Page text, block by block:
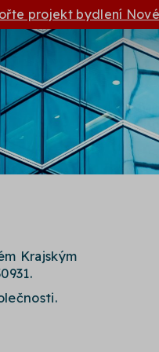
projekt bydlení
Krajským